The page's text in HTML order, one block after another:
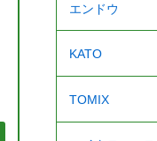
エンドウ
KATO
TOMIX